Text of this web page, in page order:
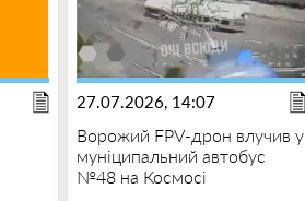
27.07.2026, 14:07
Ворожий FPV-дрон влучив у
муніципальний автобус
№48 на Космосі